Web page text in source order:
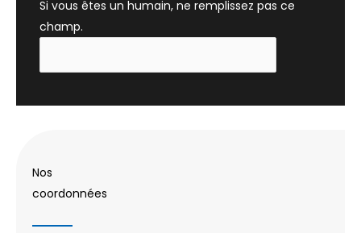
Si vous êtes un humain, ne remplissez pas ce
champ.
Nos
coordonnées